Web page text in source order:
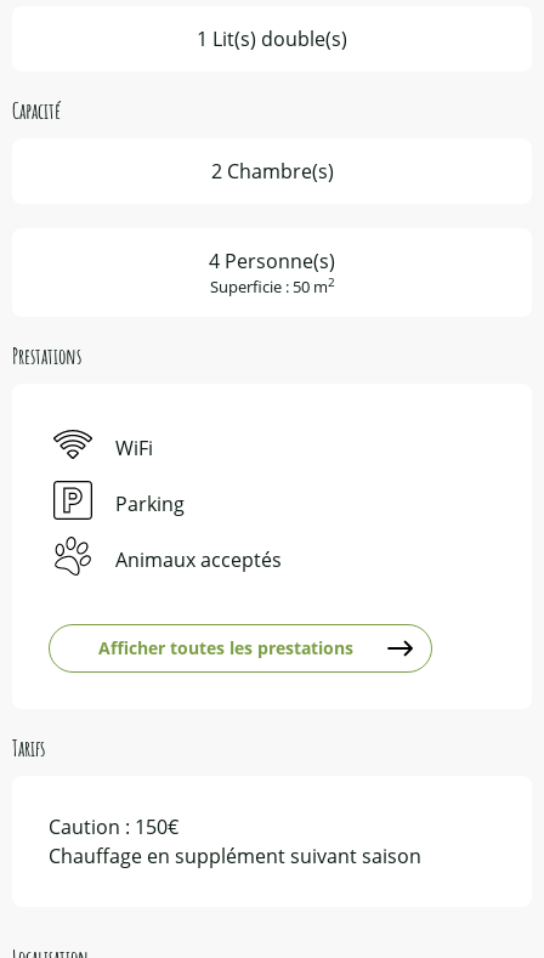
1 Lit(s) double(s)
Capacité
2 Chambre(s)
4 Personne(s)
Superficie : 50 m2
Prestations
WiFi
Parking
Animaux acceptés
Afficher toutes les prestations
Tarifs
Caution : 150€
Chauffage en supplément suivant saison